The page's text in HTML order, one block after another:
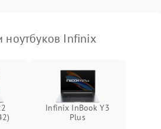
Подробнее →
ноутбуков Infinix
Infinix InBook Y3
Plus